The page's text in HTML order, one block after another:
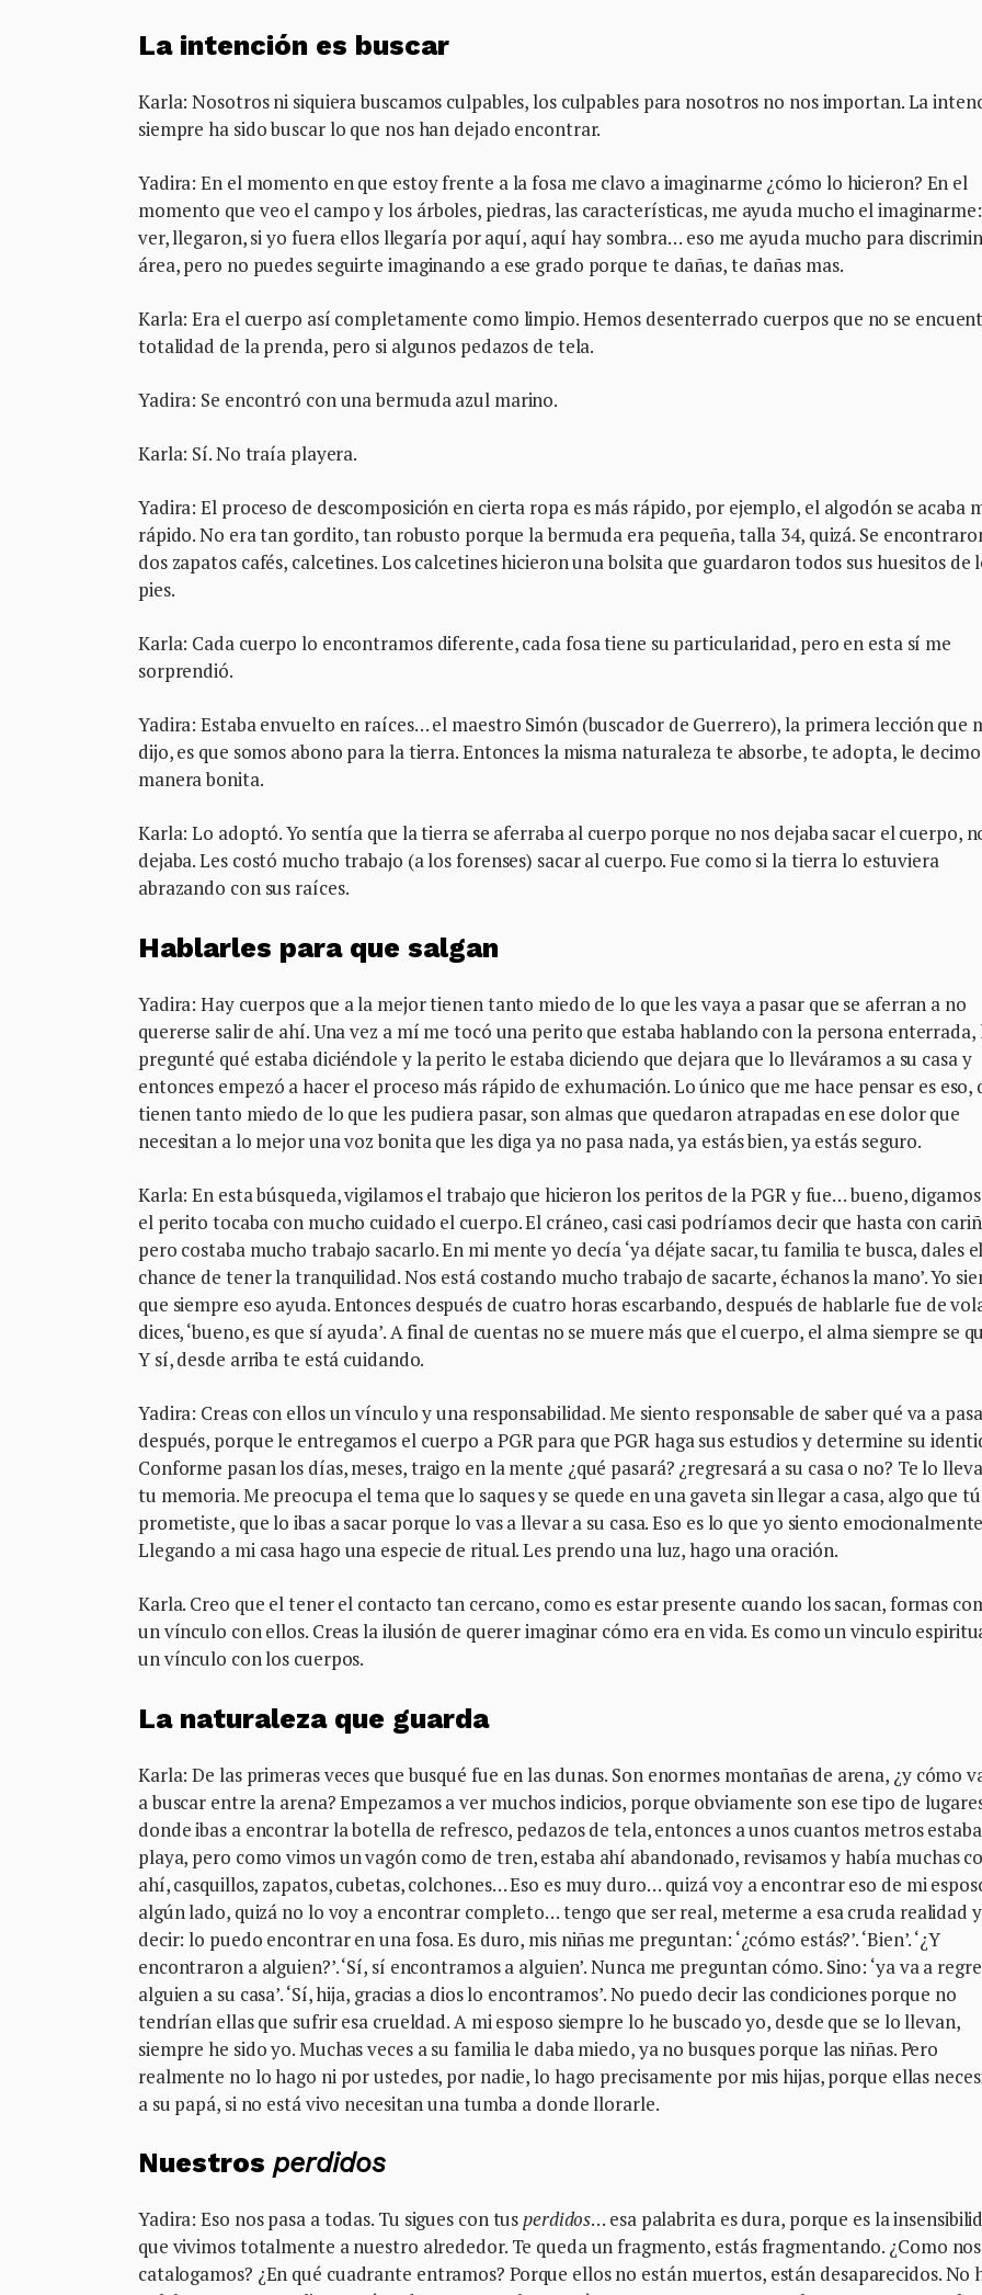
La intención es buscar
Karla: Nosotros ni siquiera buscamos culpables, los culpables para nosotros no nos importan. La
siempre ha sido buscar lo que nos han dejado encontrar.
Yadira: En el momento en que estoy frente a la fosa me clavo a imaginarme ¿cómo lo hicieron? En el
momento que veo el campo y los árboles, piedras, las características, me ayuda mucho el
ver, llegaron, si yo fuera ellos llegaría por aquí, aquí hay sombra… eso me ayuda mucho para
área, pero no puedes seguirte imaginando a ese grado porque te dañas, te dañas mas.
Karla: Era el cuerpo así completamente como limpio. Hemos desenterrado cuerpos que no se
totalidad de la prenda, pero si algunos pedazos de tela.
Yadira: Se encontró con una bermuda azul marino.
Karla: Sí. No traía playera.
Yadira: El proceso de descomposición en cierta ropa es más rápido, por ejemplo, el algodón se acaba
rápido. No era tan gordito, tan robusto porque la bermuda era pequeña, talla 34, quizá. Se
dos zapatos cafés, calcetines. Los calcetines hicieron una bolsita que guardaron todos sus huesitos de
pies.
Karla: Cada cuerpo lo encontramos diferente, cada fosa tiene su particularidad, pero en esta sí me
sorprendió.
Yadira: Estaba envuelto en raíces… el maestro Simón (buscador de Guerrero), la primera lección que
dijo, es que somos abono para la tierra. Entonces la misma naturaleza te absorbe, te adopta, le
manera bonita.
Karla: Lo adoptó. Yo sentía que la tierra se aferraba al cuerpo porque no nos dejaba sacar el cuerpo,
dejaba. Les costó mucho trabajo (a los forenses) sacar al cuerpo. Fue como si la tierra lo estuviera
abrazando con sus raíces.
Hablarles para que salgan
Yadira: Hay cuerpos que a la mejor tienen tanto miedo de lo que les vaya a pasar que se aferran a no
quererse salir de ahí. Una vez a mí me tocó una perito que estaba hablando con la persona enterrada,
pregunté qué estaba diciéndole y la perito le estaba diciendo que dejara que lo lleváramos a su casa y
entonces empezó a hacer el proceso más rápido de exhumación. Lo único que me hace pensar es eso,
tienen tanto miedo de lo que les pudiera pasar, son almas que quedaron atrapadas en ese dolor que
necesitan a lo mejor una voz bonita que les diga ya no pasa nada, ya estás bien, ya estás seguro.
Karla: En esta búsqueda, vigilamos el trabajo que hicieron los peritos de la PGR y fue… bueno,
el perito tocaba con mucho cuidado el cuerpo. El cráneo, casi casi podríamos decir que hasta con
pero costaba mucho trabajo sacarlo. En mi mente yo decía ‘ya déjate sacar, tu familia te busca, dales el
chance de tener la tranquilidad. Nos está costando mucho trabajo de sacarte, échanos la mano’. Yo
que siempre eso ayuda. Entonces después de cuatro horas escarbando, después de hablarle fue de
dices, ‘bueno, es que sí ayuda’. A final de cuentas no se muere más que el cuerpo, el alma siempre se
Y sí, desde arriba te está cuidando.
Yadira: Creas con ellos un vínculo y una responsabilidad. Me siento responsable de saber qué va a
después, porque le entregamos el cuerpo a PGR para que PGR haga sus estudios y determine su
Conforme pasan los días, meses, traigo en la mente ¿qué pasará? ¿regresará a su casa o no? Te lo
tu memoria. Me preocupa el tema que lo saques y se quede en una gaveta sin llegar a casa, algo que
prometiste, que lo ibas a sacar porque lo vas a llevar a su casa. Eso es lo que yo siento
Llegando a mi casa hago una especie de ritual. Les prendo una luz, hago una oración.
Karla. Creo que el tener el contacto tan cercano, como es estar presente cuando los sacan, formas
un vínculo con ellos. Creas la ilusión de querer imaginar cómo era en vida. Es como un vinculo
un vínculo con los cuerpos.
La naturaleza que guarda
Karla: De las primeras veces que busqué fue en las dunas. Son enormes montañas de arena, ¿y cómo
a buscar entre la arena? Empezamos a ver muchos indicios, porque obviamente son ese tipo de
donde ibas a encontrar la botella de refresco, pedazos de tela, entonces a unos cuantos metros
playa, pero como vimos un vagón como de tren, estaba ahí abandonado, revisamos y había muchas
ahí, casquillos, zapatos, cubetas, colchones… Eso es muy duro… quizá voy a encontrar eso de mi
algún lado, quizá no lo voy a encontrar completo… tengo que ser real, meterme a esa cruda realidad y
decir: lo puedo encontrar en una fosa. Es duro, mis niñas me preguntan: ‘¿cómo estás?’. ‘Bien’. ‘¿Y
encontraron a alguien?’. ‘Sí, sí encontramos a alguien’. Nunca me preguntan cómo. Sino: ‘ya va a
alguien a su casa’. ‘Sí, hija, gracias a dios lo encontramos’. No puedo decir las condiciones porque no
tendrían ellas que sufrir esa crueldad. A mi esposo siempre lo he buscado yo, desde que se lo llevan,
siempre he sido yo. Muchas veces a su familia le daba miedo, ya no busques porque las niñas. Pero
realmente no lo hago ni por ustedes, por nadie, lo hago precisamente por mis hijas, porque ellas
a su papá, si no está vivo necesitan una tumba a donde llorarle.
Nuestros perdidos
Yadira: Eso nos pasa a todas. Tu sigues con tusperdidos… esa palabrita es dura, porque es la
que vivimos totalmente a nuestro alrededor. Te queda un fragmento, estás fragmentando. ¿Como nos
catalogamos? ¿En qué cuadrante entramos? Porque ellos no están muertos, están desaparecidos. No